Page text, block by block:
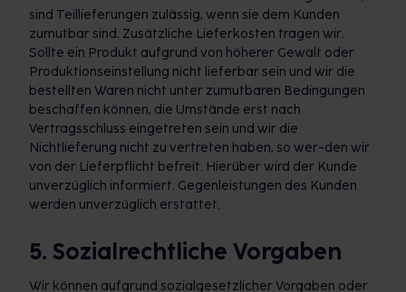
sind Teillieferungen zulässig, wenn sie dem Kunden
zumutbar sind. Zusätzliche Lieferkosten tragen wir.
Sollte ein Produkt aufgrund von höherer Gewalt oder
Produktionseinstellung nicht lieferbar sein und wir die
bestellten Waren nicht unter zumutbaren Bedingungen
beschaffen können, die Umstände erst nach
Vertragsschluss eingetreten sein und wir die
Nichtlieferung nicht zu vertreten haben, so wer-den wir
von der Lieferpflicht befreit. Hierüber wird der Kunde
unverzüglich informiert. Gegenleistungen des Kunden
werden unverzüglich erstattet.
5. Sozialrechtliche Vorgaben
Wir können aufgrund sozialgesetzlicher Vorgaben oder